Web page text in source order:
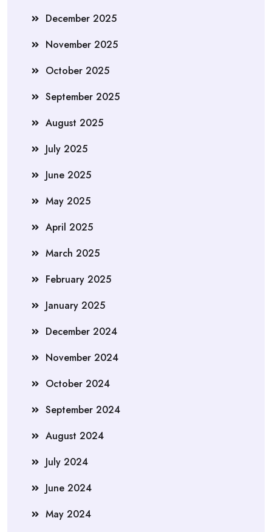
December 2025
November 2025
October 2025
September 2025
August 2025
July 2025
June 2025
May 2025
April 2025
March 2025
February 2025
January 2025
December 2024
November 2024
October 2024
September 2024
August 2024
July 2024
June 2024
May 2024